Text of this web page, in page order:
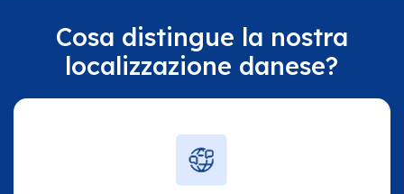
Cosa distingue la nostra
localizzazione danese?